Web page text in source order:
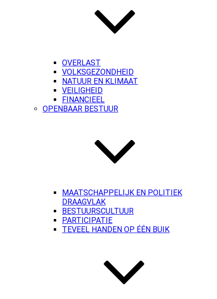
OVERLAST
VOLKSGEZONDHEID
NATUUR EN KLIMAAT
VEILIGHEID
FINANCIEEL
OPENBAAR BESTUUR
MAATSCHAPPELIJK EN POLITIEK
DRAAGVLAK
BESTUURSCULTUUR
PARTICIPATIE
TEVEEL HANDEN OP ÉÉN BUIK